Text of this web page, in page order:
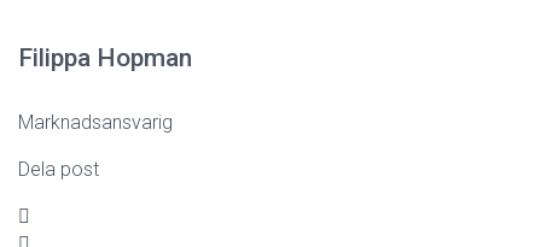
Filippa Hopman
Marknadsansvarig
Dela post